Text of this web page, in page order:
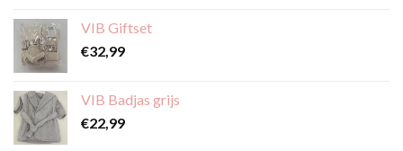
VIB Giftset
€32,99
VIB Badjas grijs
€22,99